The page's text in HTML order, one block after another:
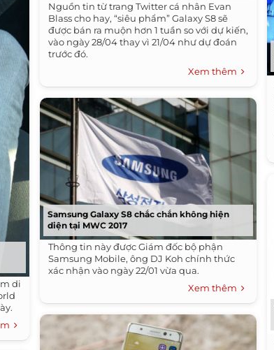
di
Nguồn tin từ trang Twitter cá nhân Evan
Blass cho hay, “siêu phẩm” Galaxy S8 sẽ
được bán ra muộn hơn 1 tuần so với dự kiến,
vào ngày 28/04 thay vì 21/04 như dự đoán
trước đó.
Xem thêm
Samsung Galaxy S8 chắc chắn không hiện
diện tại MWC 2017
Thông tin này được Giám đốc bộ phận
Samsung Mobile, ông DJ Koh chính thức
xác nhận vào ngày 22/01 vừa qua.
Xem thêm